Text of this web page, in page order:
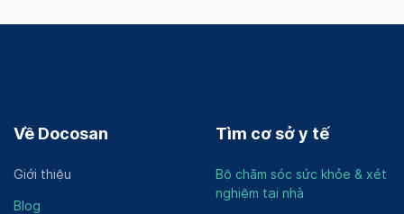
Về Docosan
Giới thiệu
Blog
Tìm cơ sở y tế
Bộ chăm sóc sức khỏe & xét
nghiệm tại nhà